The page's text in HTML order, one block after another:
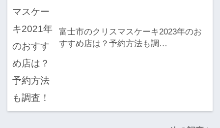
富士市のクリスマスケーキ2023年のお
すすめ店は？予約方法も調…